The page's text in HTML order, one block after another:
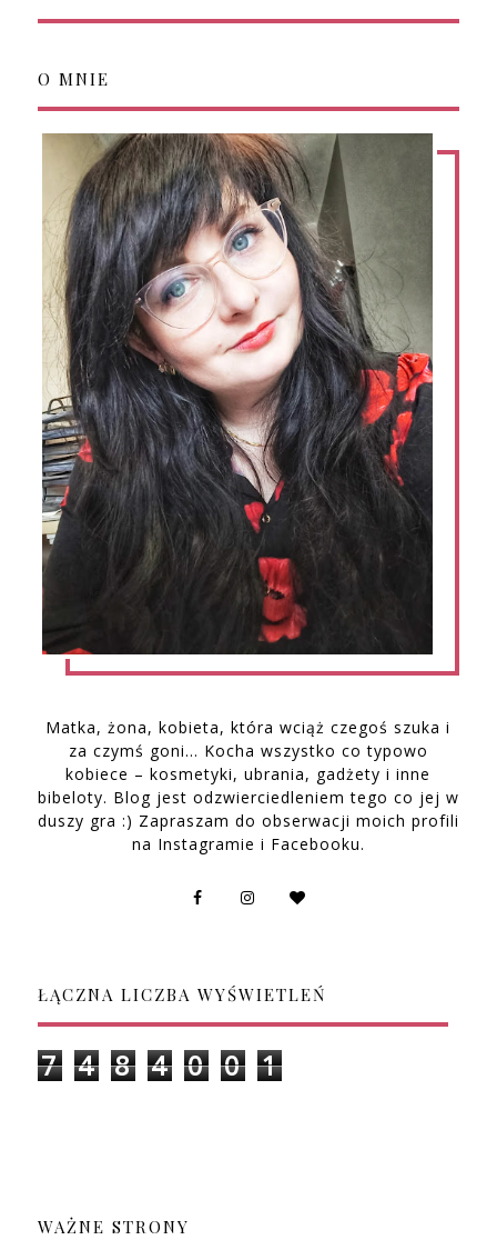
O MNIE
Matka, żona, kobieta, która wciąż czegoś szuka i
za czymś goni… Kocha wszystko co typowo
kobiece – kosmetyki, ubrania, gadżety i inne
bibeloty. Blog jest odzwierciedleniem tego co jej w
duszy gra :) Zapraszam do obserwacji moich profili
na Instagramie i Facebooku.
ŁĄCZNA LICZBA WYŚWIETLEŃ
7 4 8 4 0 0 1
WAŻNE STRONY